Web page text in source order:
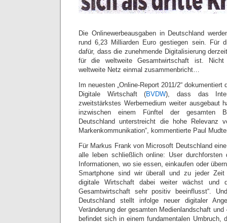
Die Onlinewerbeausgaben in Deutschland
rund 6,23 Milliarden Euro gestiegen sein. Für
dafür, dass die zunehmende Digitalisierung
für die weltweite Gesamtwirtschaft ist. Nicht
weltweite Netz einmal zusammenbricht…
Im neuesten „Online-Report 2011/2“
Digitale Wirtschaft (BVDW), dass das
zweitstärkstes Werbemedium weiter ausgebaut
inzwischen einem Fünftel der gesamten
Deutschland unterstreicht die hohe Relevanz
Markenkommunikation“, kommentierte Paul
Für Markus Frank von Microsoft Deutschland
alle leben schließlich online: User durchforsten
Informationen, wo sie essen, einkaufen oder
Smartphone sind wir überall und zu jeder
digitale Wirtschaft dabei weiter wächst und
Gesamtwirtschaft sehr positiv beeinflusst“.
Deutschland stellt infolge neuer digitaler
Veränderung der gesamten Medienlandschaft und
befindet sich in einem fundamentalen Umbruch,